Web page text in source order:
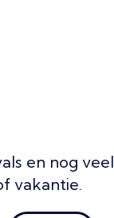
en nog veel
vakantie.